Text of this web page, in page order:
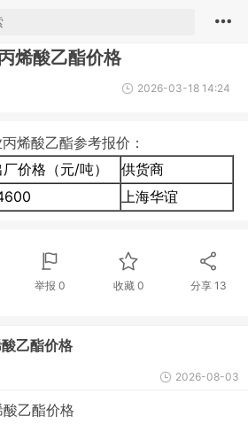
烯酸乙酯价格
2026-03-18 14:24
烯酸乙酯参考报价：
厂价格（元/吨）
供货商
上海华谊
举报 0 收藏 0 分享 13
乙酯价格
2026-08-03
乙酯价格